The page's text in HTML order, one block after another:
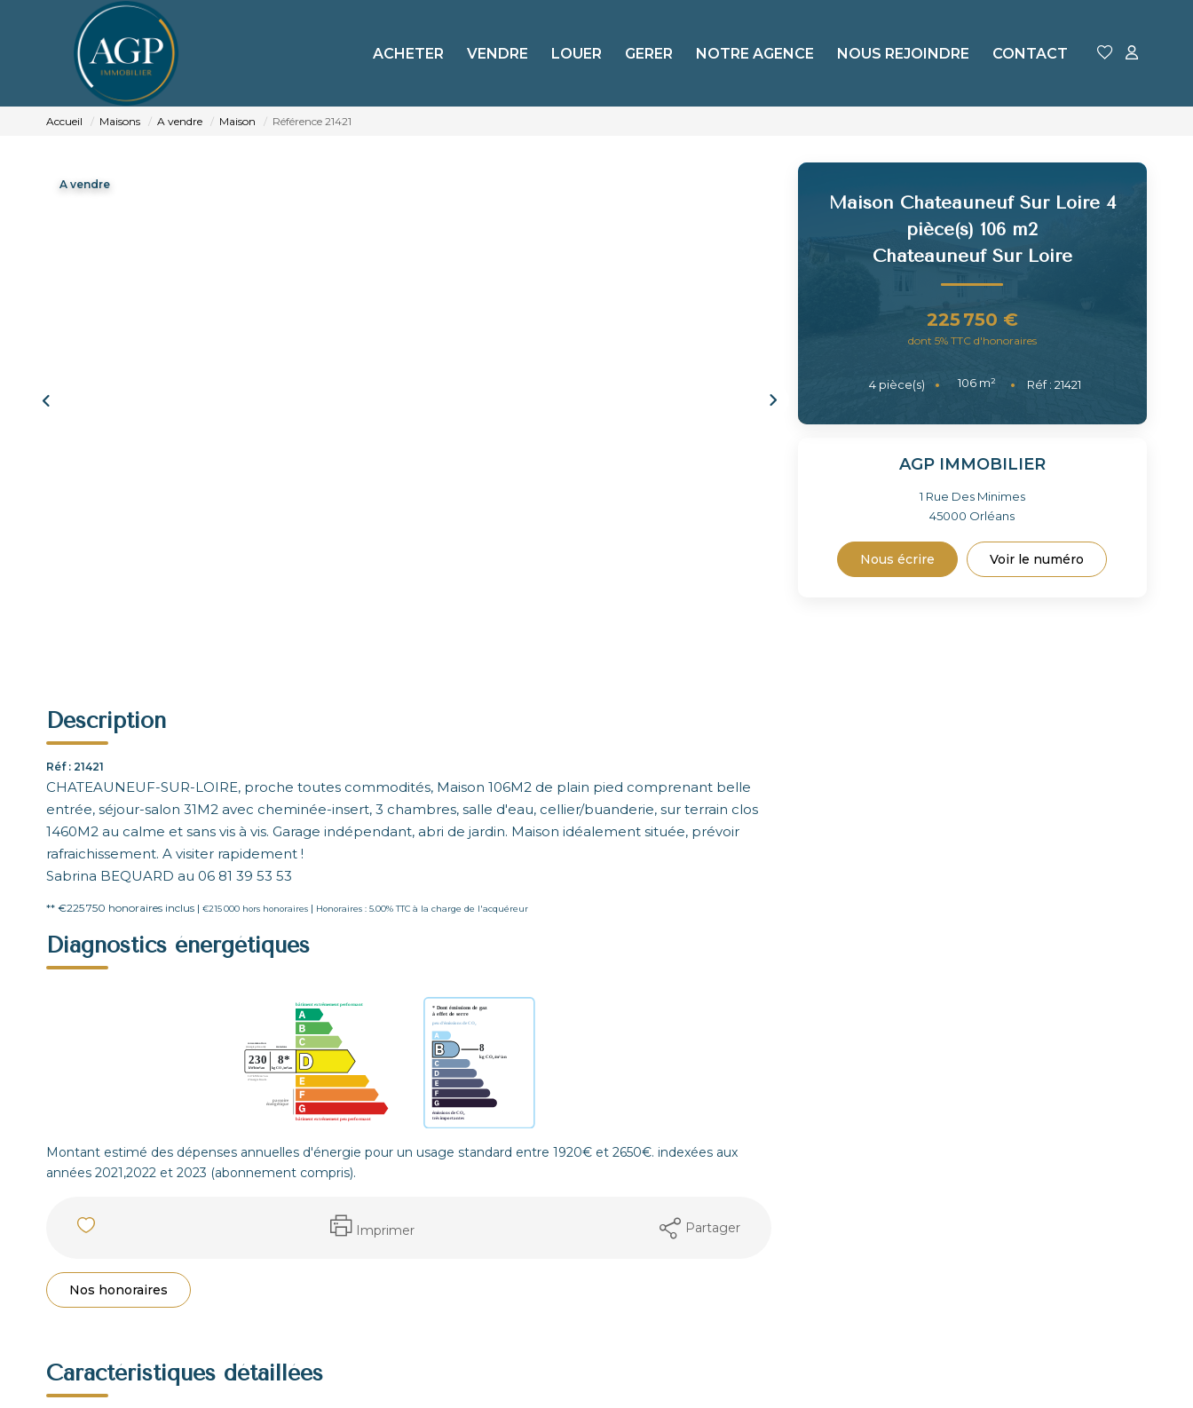
ACHETER VENDRE LOUER GERER NOTRE AGENCE NOUS REJOINDRE CONTACT
Accueil Maisons A vendre Maison Référence 21421
A vendre
Description
Réf : 21421
CHATEAUNEUF-SUR-LOIRE, proche toutes commodités, Maison 106M2 de plain pied comprenant belle
entrée, séjour-salon 31M2 avec cheminée-insert, 3 chambres, salle d'eau, cellier/buanderie, sur terrain clos
1460M2 au calme et sans vis à vis. Garage indépendant, abri de jardin. Maison idéalement située, prévoir
rafraichissement. A visiter rapidement !
Sabrina BEQUARD au 06 81 39 53 53
** €225 750 honoraires inclus | €215 000 hors honoraires | Honoraires : 5.00% TTC à la charge de l'acquéreur
Diagnostics énergétiques
Montant estimé des dépenses annuelles d'énergie pour un usage standard entre 1920€ et 2650€. indexées aux
années 2021,2022 et 2023 (abonnement compris).
Imprimer Partager
Nos honoraires
Caractéristiques détaillées
Maison Chateauneuf Sur Loire 4
pièce(s) 106 m2
Chateauneuf Sur Loire
225 750 €
dont 5% TTC d'honoraires
4 pièce(s) 106 m² Réf : 21421
AGP IMMOBILIER
1 Rue Des Minimes
45000 Orléans
Nous écrire Voir le numéro